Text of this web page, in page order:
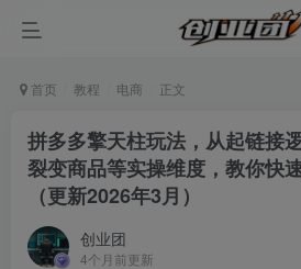
首页 教程 电商 正文
拼多多擎天柱玩法，从起链接
裂变商品等实操维度，教你快
（更新2026年3月）
创业团
4个月前更新